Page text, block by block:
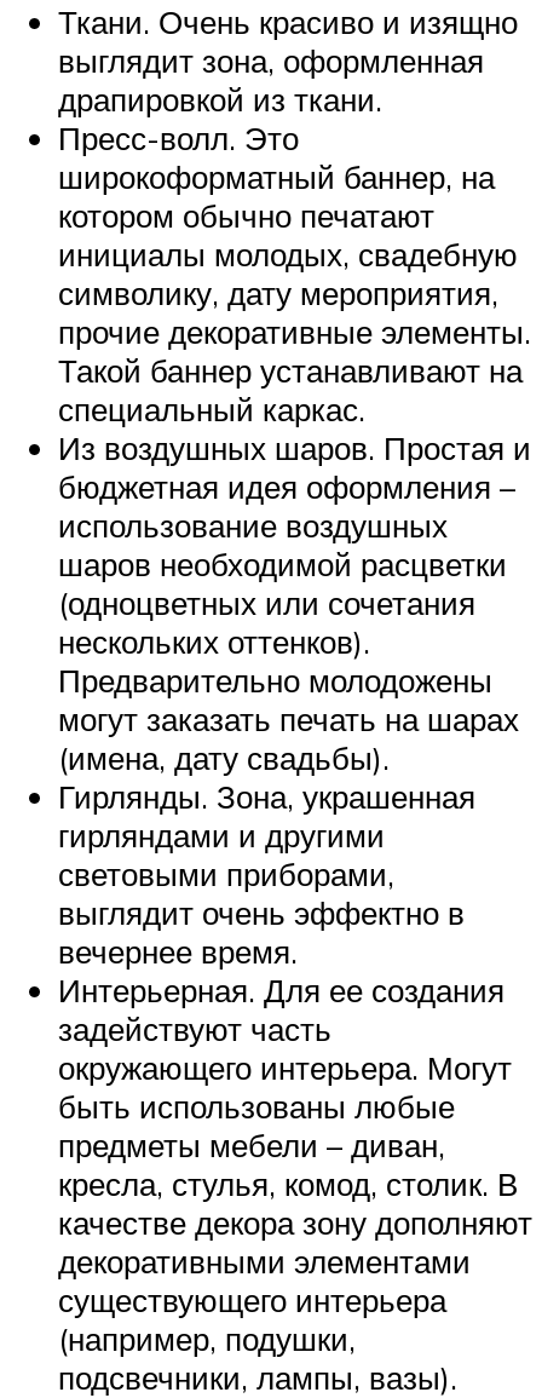
Ткани. Очень красиво и изящно
выглядит зона, оформленная
драпировкой из ткани.
Пресс-волл. Это
широкоформатный баннер, на
котором обычно печатают
инициалы молодых, свадебную
символику, дату мероприятия,
прочие декоративные элементы.
Такой баннер устанавливают на
специальный каркас.
Из воздушных шаров. Простая и
бюджетная идея оформления –
использование воздушных
шаров необходимой расцветки
(одноцветных или сочетания
нескольких оттенков).
Предварительно молодожены
могут заказать печать на шарах
(имена, дату свадьбы).
Гирлянды. Зона, украшенная
гирляндами и другими
световыми приборами,
выглядит очень эффектно в
вечернее время.
Интерьерная. Для ее создания
задействуют часть
окружающего интерьера. Могут
быть использованы любые
предметы мебели – диван,
кресла, стулья, комод, столик. В
качестве декора зону дополняют
декоративными элементами
существующего интерьера
(например, подушки,
подсвечники, лампы, вазы).